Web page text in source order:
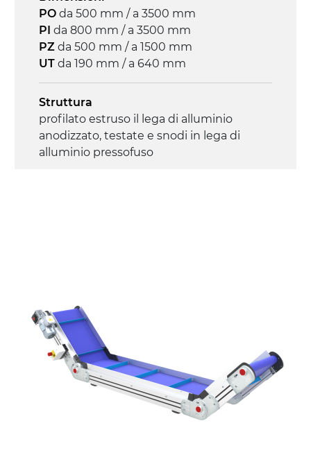
on/off, E-Stop, protezione termica motore
PO da 500 mm / a 3500 mm
PI da 800 mm / a 3500 mm
PZ da 500 mm / a 1500 mm
UT da 190 mm / a 640 mm
Struttura
profilato estruso il lega di alluminio
anodizzato, testate e snodi in lega di
alluminio pressofuso
in metallo zincato, ruote pivottanti
con/senza freno (2+2)
Tappeto
PU superficie blue opaco
profili di trasporto in PU